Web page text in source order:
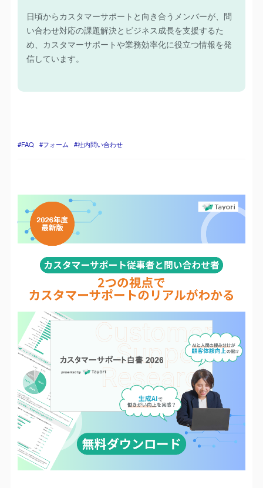
日頃からカスタマーサポートと向き合うメンバーが、問
い合わせ対応の課題解決とビジネス成長を支援するた
め、カスタマーサポートや業務効率化に役立つ情報を発
信しています。
FAQ フォーム 社内問い合わせ